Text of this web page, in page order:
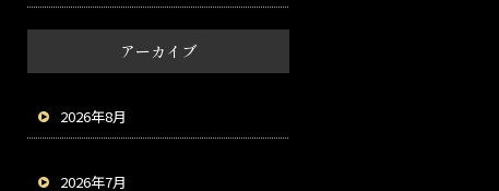
アーカイブ
2026年8月
2026年7月